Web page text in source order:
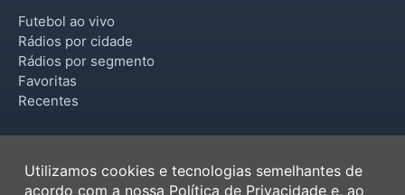
Oliveira Fortes
Paiva
Pedro Teixeira
Piau
Futebol ao vivo
Rádios por cidade
Rádios por segmento
Favoritas
Recentes
Termos de Uso
Utilizamos cookies e tecnologias semelhantes de
acordo com a nossa Política de Privacidade e, ao